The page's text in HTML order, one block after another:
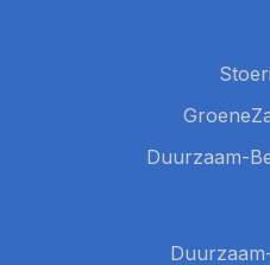
Duurzaam-